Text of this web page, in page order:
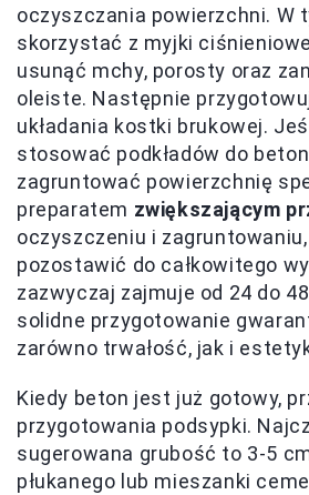
oczyszczania powierzchni. W
skorzystać z myjki
usunąć mchy, porosty oraz
oleiste. Następnie
układania kostki brukowej.
stosować podkładów do
zagruntować powierzchnię
preparatem zwiększającym
oczyszczeniu i
pozostawić do całkowitego
zazwyczaj zajmuje od 24 do
solidne przygotowanie
zarówno trwałość, jak i
Kiedy beton jest już gotowy,
przygotowania podsypki.
sugerowana grubość to 3-5
płukanego lub mieszanki